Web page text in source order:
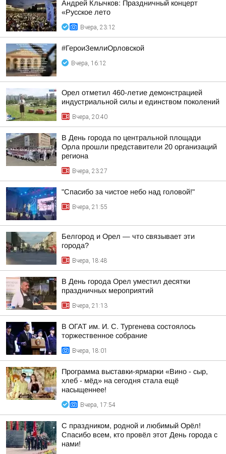
Андрей Клычков: Праздничный концерт
«Русское лето
Вчера, 23:12
#ГероиЗемлиОрловской
Вчера, 16:12
Орел отметил 460-летие демонстрацией
индустриальной силы и единством поколений
Вчера, 20:40
В День города по центральной площади
Орла прошли представители 20 организаций
региона
Вчера, 23:27
"Спасибо за чистое небо над головой!"
Вчера, 21:55
Белгород и Орел — что связывает эти
города?
Вчера, 18:48
В День города Орел уместил десятки
праздничных мероприятий
Вчера, 21:13
В ОГАТ им. И. С. Тургенева состоялось
торжественное собрание
Вчера, 18:01
Программа выставки-ярмарки «Вино - сыр,
хлеб - мёд» на сегодня стала ещё
насыщеннее!
Вчера, 17:54
С праздником, родной и любимый Орёл!
Спасибо всем, кто провёл этот День города с
нами!